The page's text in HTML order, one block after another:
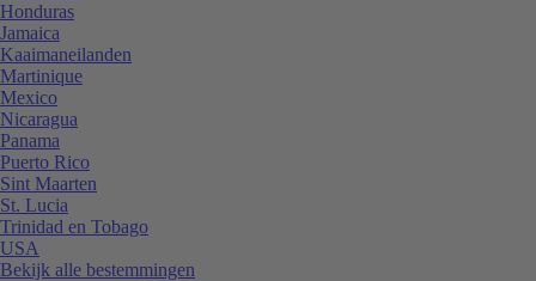
Honduras
Jamaica
Kaaimaneilanden
Martinique
Mexico
Nicaragua
Panama
Puerto Rico
Sint Maarten
St. Lucia
Trinidad en Tobago
USA
Bekijk alle bestemmingen